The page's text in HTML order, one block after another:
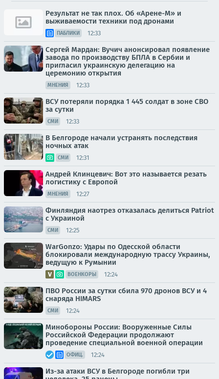
Результат не так плох. Об «Арене-М» и
выживаемости техники под дронами
ПАБЛИКИ 12:33
Сергей Мардан: Вучич анонсировал появление
завода по производству БПЛА в Сербии и
пригласил украинскую делегацию на
церемонию открытия
МНЕНИЯ 12:33
ВСУ потеряли порядка 1 445 солдат в зоне СВО
за сутки
СМИ 12:33
В Белгороде начали устранять последствия
ночных атак
СМИ 12:31
Андрей Клинцевич: Вот это называется резать
логистику с Европой
МНЕНИЯ 12:27
Финляндия наотрез отказалась делиться Patriot
с Украиной
СМИ 12:25
WarGonzo: Удары по Одесской области
блокировали международную трассу Украины,
ведущую к Румынии
ВОЕНКОРЫ 12:24
ПВО России за сутки сбила 970 дронов ВСУ и 4
снаряда HIMARS
СМИ 12:24
Минобороны России: Вооруженные Силы
Российской Федерации продолжают
проведение специальной военной операции
ОФИЦ. 12:24
Из-за атаки ВСУ в Белгороде погибли три